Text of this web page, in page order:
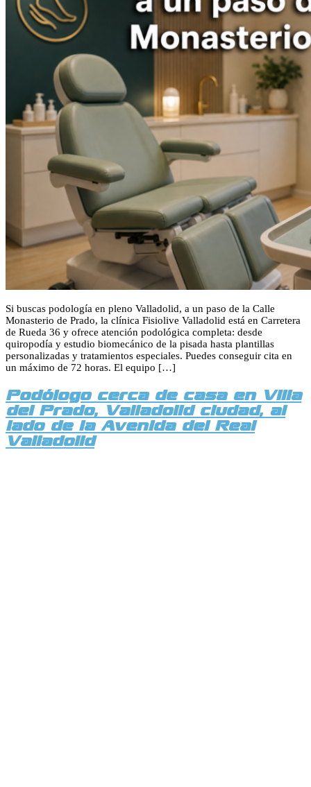
Si buscas podología en pleno Valladolid, a un paso de la Calle
Monasterio de Prado, la clínica Fisiolive Valladolid está en Carretera
de Rueda 36 y ofrece atención podológica completa: desde
quiropodía y estudio biomecánico de la pisada hasta plantillas
personalizadas y tratamientos especiales. Puedes conseguir cita en
un máximo de 72 horas. El equipo […]
Podólogo cerca de casa en Villa
del Prado, Valladolid ciudad, al
lado de la Avenida del Real
Valladolid